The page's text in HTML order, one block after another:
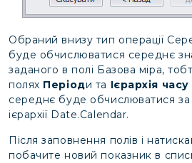
Обраний внизу тип операції
буде обчислюватися середнє
заданого в полі Базова міра,
полях Періоди та Ієрархія часу
середнє буде обчислюватися за
ієрархії Date.Calendar.
Після заповнення полів і
побачите новий показник в